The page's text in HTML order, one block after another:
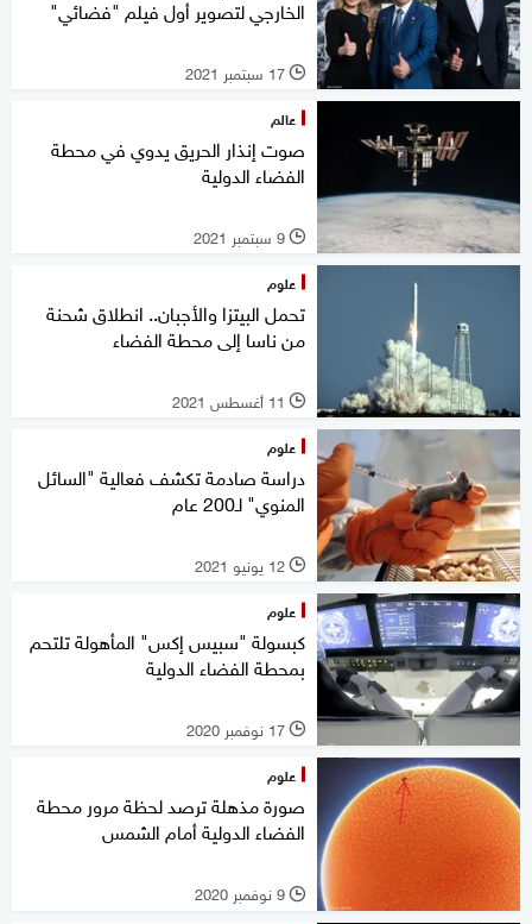
الخارجي لتصوير أول فيلم "فضائي"
l 17 سبتمبر 2021
عالم
صوت إنذار الحريق يدوي في محطة
الفضاء الدولية
l 9 سبتمبر 2021
علوم
تحمل البيتزا والأجبان.. انطلاق شحنة
من ناسا إلى محطة الفضاء
l 11 أغسطس 2021
علوم
دراسة صادمة تكشف فعالية "السائل
المنوي" لـ200 عام
l 12 يونيو 2021
علوم
كبسولة "سبيس إكس" المأهولة تلتحم
بمحطة الفضاء الدولية
l 17 نوفمبر 2020
علوم
صورة مذهلة ترصد لحظة مرور محطة
الفضاء الدولية أمام الشمس
l 9 نوفمبر 2020